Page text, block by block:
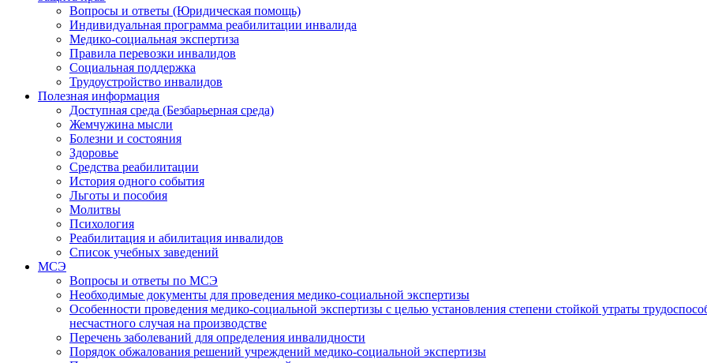
Вопросы и ответы (Юридическая помощь)
Индивидуальная программа реабилитации инвалида
Медико-социальная экспертиза
Правила перевозки инвалидов
Социальная поддержка
Трудоустройство инвалидов
Полезная информация
Доступная среда (Безбарьерная среда)
Жемчужина мысли
Болезни и состояния
Здоровье
Средства реабилитации
История одного события
Льготы и пособия
Молитвы
Психология
Реабилитация и абилитация инвалидов
Список учебных заведений
МСЭ
Вопросы и ответы по МСЭ
Необходимые документы для проведения медико-социальной экспертизы
Особенности проведения медико-социальной экспертизы с целью установления степени стойкой утраты
несчастного случая на производстве
Перечень заболеваний для определения инвалидности
Порядок обжалования решений учреждений медико-социальной экспертизы